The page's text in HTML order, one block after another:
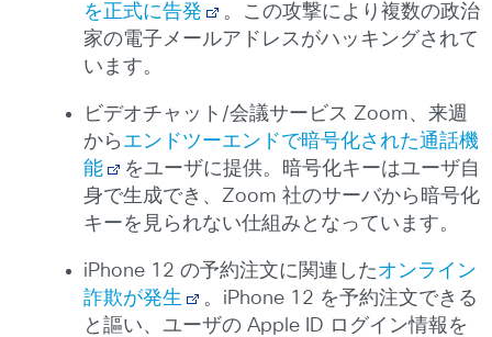
を正式に告発
。この攻撃により複数の政治
家の電子メールアドレスがハッキングされて
います。
ビデオチャット/会議サービス Zoom、来週
から エンドツーエンドで暗号化された通話機
能
をユーザに提供。暗号化キーはユーザ自
身で生成でき、Zoom 社のサーバから暗号化
キーを見られない仕組みとなっています。
iPhone 12 の予約注文に関連したオンライン
詐欺が発生
。iPhone 12 を予約注文できる
と謳い、ユーザの Apple ID ログイン情報を